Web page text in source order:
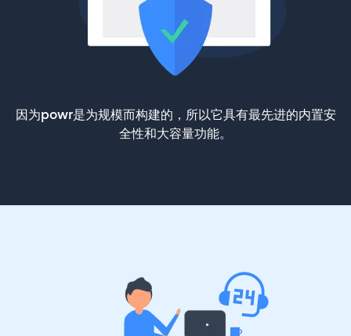
因为powr是为规模而构建的，所以它具有最先进的内置安
全性和大容量功能。